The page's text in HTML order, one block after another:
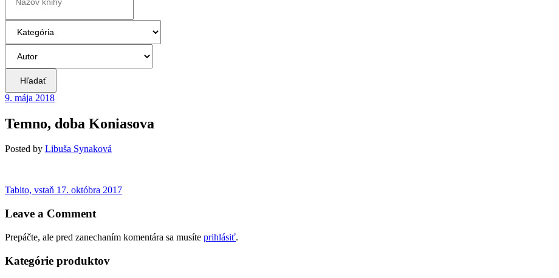
Hľadať
9. mája 2018
Temno, doba Koniasova
Posted by Libuša Synaková
Navigácia
v
Tabito, vstaň Previous
17. októbra 2017
Leave a Comment
Prepáčte, ale pred zanechaním komentára sa musíte prihlásiť.
Kategórie produktov